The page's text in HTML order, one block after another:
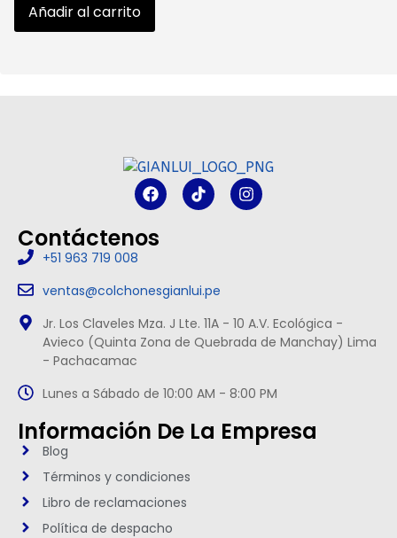
Añadir al carrito
Contáctenos
+51 963 719 008
ventas@colchonesgianlui.pe
Jr. Los Claveles Mza. J Lte. 11A - 10 A.V. Ecológica -
Avieco (Quinta Zona de Quebrada de Manchay) Lima
- Pachacamac
Lunes a Sábado de 10:00 AM - 8:00 PM
Información De La Empresa
Blog
Términos y condiciones
Libro de reclamaciones
Política de despacho